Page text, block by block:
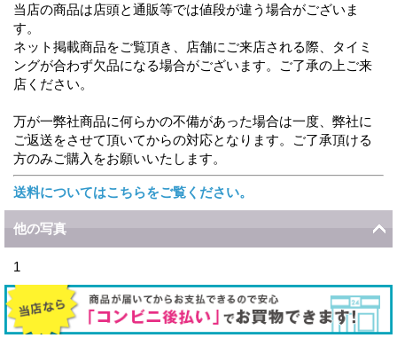
当店の商品は店頭と通販等では値段が違う場合がございま
す。
ネット掲載商品をご覧頂き、店舗にご来店される際、タイミ
ングが合わず欠品になる場合がございます。ご了承の上ご来
店ください。
万が一弊社商品に何らかの不備があった場合は一度、弊社に
ご返送をさせて頂いてからの対応となります。ご了承頂ける
方のみご購入をお願いいたします。
送料についてはこちらをご覧ください。
他の写真
1